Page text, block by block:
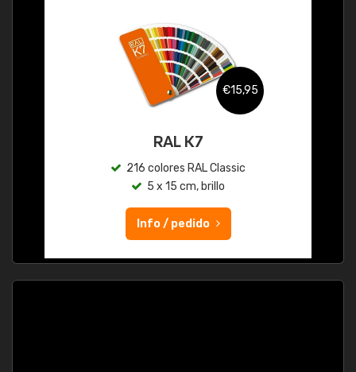
€15,95
RAL K7
216 colores RAL Classic
5 x 15 cm, brillo
Info / pedido